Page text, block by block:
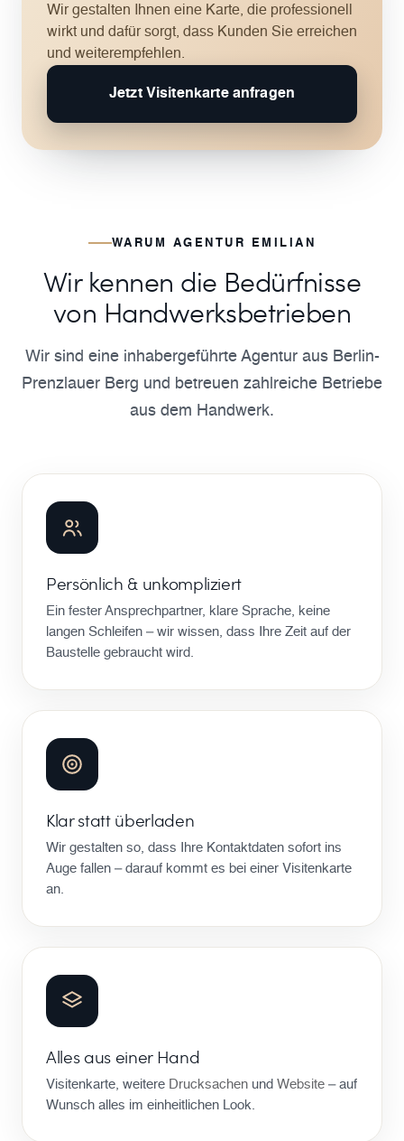
Wir gestalten Ihnen eine Karte, die professionell
wirkt und dafür sorgt, dass Kunden Sie erreichen
und weiterempfehlen.
Jetzt Visitenkarte anfragen
WARUM AGENTUR EMILIAN
Wir kennen die Bedürfnisse
von Handwerksbetrieben
Wir sind eine inhabergeführte Agentur aus Berlin-
Prenzlauer Berg und betreuen zahlreiche Betriebe
aus dem Handwerk.
Persönlich & unkompliziert
Ein fester Ansprechpartner, klare Sprache, keine
langen Schleifen – wir wissen, dass Ihre Zeit auf der
Baustelle gebraucht wird.
Klar statt überladen
Wir gestalten so, dass Ihre Kontaktdaten sofort ins
Auge fallen – darauf kommt es bei einer Visitenkarte
an.
Alles aus einer Hand
Visitenkarte, weitere Drucksachen und Website – auf
Wunsch alles im einheitlichen Look.